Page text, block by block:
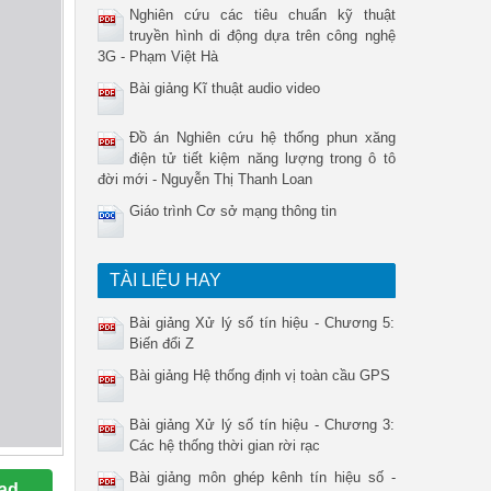
Nghiên cứu các tiêu chuẩn kỹ thuật
truyền hình di động dựa trên công nghệ
3G - Phạm Việt Hà
Bài giảng Kĩ thuật audio video
Đồ án Nghiên cứu hệ thống phun xăng
điện tử tiết kiệm năng lượng trong ô tô
đời mới - Nguyễn Thị Thanh Loan
Giáo trình Cơ sở mạng thông tin
TÀI LIỆU HAY
Bài giảng Xử lý số tín hiệu - Chương 5:
Biến đổi Z
Bài giảng Hệ thống định vị toàn cầu GPS
Bài giảng Xử lý số tín hiệu - Chương 3:
Các hệ thống thời gian rời rạc
Bài giảng môn ghép kênh tín hiệu số -